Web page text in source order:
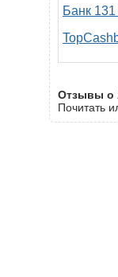
Банк
Отзывы о
Почитать